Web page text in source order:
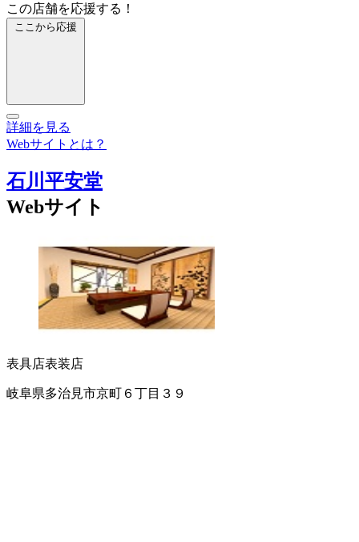
この店舗を応援する！
ここから応援
詳細を見る
Webサイトとは？
石川平安堂
Webサイト
表具店表装店
岐阜県多治見市京町６丁目３９